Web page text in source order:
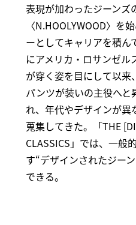
表現が加わったジーンズ
〈N.HOOLYWOOD〉を
ーとしてキャリアを積
にアメリカ・ロサンゼル
が穿く姿を目にして以
パンツが装いの主役へ
れ、年代やデザインが異
蒐集してきた。「THE
CLASSICS」では、一般
す“デザインされたジー
できる。